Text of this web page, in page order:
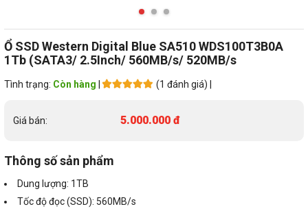
Ổ SSD Western Digital Blue SA510 WDS100T3B0A
1Tb (SATA3/ 2.5Inch/ 560MB/s/ 520MB/s
Tình trạng: Còn hàng (1 đánh giá) |
Giá bán: 5.000.000 đ
Thông số sản phẩm
Dung lượng: 1TB
Tốc độ đọc (SSD): 560MB/s